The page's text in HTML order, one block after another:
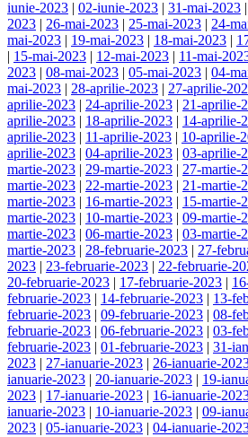
iunie-2023 | 02-iunie-2023 | 31-mai-2023 |
2023 | 26-mai-2023 | 25-mai-2023 | 24-
mai-2023 | 19-mai-2023 | 18-mai-2023 |
| 15-mai-2023 | 12-mai-2023 | 11-mai-
2023 | 08-mai-2023 | 05-mai-2023 | 04-
mai-2023 | 28-aprilie-2023 | 27-aprilie-
aprilie-2023 | 24-aprilie-2023 | 21-aprilie-
aprilie-2023 | 18-aprilie-2023 | 14-aprilie-
aprilie-2023 | 11-aprilie-2023 | 10-aprilie-
aprilie-2023 | 04-aprilie-2023 | 03-aprilie-
martie-2023 | 29-martie-2023 | 27-martie-
martie-2023 | 22-martie-2023 | 21-martie-
martie-2023 | 16-martie-2023 | 15-martie-
martie-2023 | 10-martie-2023 | 09-martie-
martie-2023 | 06-martie-2023 | 03-martie-
martie-2023 | 28-februarie-2023 | 27-
2023 | 23-februarie-2023 | 22-februarie-
20-februarie-2023 | 17-februarie-2023 |
februarie-2023 | 14-februarie-2023 | 13-
februarie-2023 | 09-februarie-2023 | 08-
februarie-2023 | 06-februarie-2023 | 03-
februarie-2023 | 01-februarie-2023 | 31-
2023 | 27-ianuarie-2023 | 26-ianuarie-
ianuarie-2023 | 20-ianuarie-2023 | 19-
2023 | 17-ianuarie-2023 | 16-ianuarie-
ianuarie-2023 | 10-ianuarie-2023 | 09-
2023 | 05-ianuarie-2023 | 04-ianuarie-